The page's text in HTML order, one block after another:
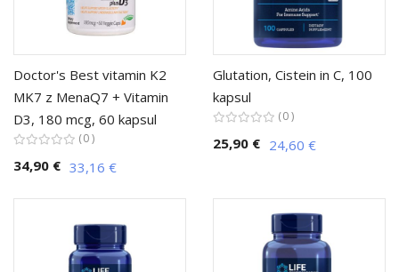
Doctor's Best vitamin K2
MK7 z MenaQ7 + Vitamin
D3, 180 mcg, 60 kapsul
0
34,90 € 33,16 €
Glutation, Cistein in C, 100
kapsul
0
25,90 € 24,60 €